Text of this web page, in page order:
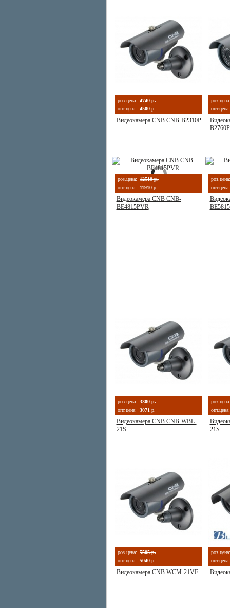
роз.цена: 4740 р.
опт.цена:
4500 р.
Видеокамера CNB CNB-B2310P
роз.цена:
опт.цена:
роз.цена: 12510 р.
опт.цена:
11910 р.
Видеокамера CNB CNB-
BE4815PVR
роз.цена:
опт.цена:
роз.цена: 3300 р.
опт.цена:
3071 р.
Видеокамера CNB CNB-WBL-
21S
роз.цена:
опт.цена:
21S
роз.цена: 5505 р.
опт.цена:
5040 р.
Видеокамера CNB WCM-21VF
роз.цена:
опт.цена: